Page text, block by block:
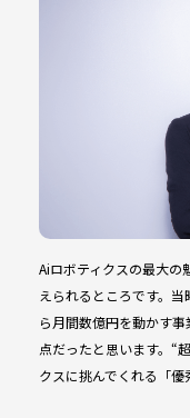
Aiロボティクスの最大の
えられるところです。
ら月間数億円を動かす
点だったと思います。“
クスに挑んでくれる「優